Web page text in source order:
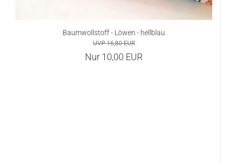
Baumwollstoff - Löwen - hellblau
UVP 16,80 EUR
Nur 10,00 EUR